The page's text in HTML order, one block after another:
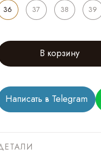
36 37 38 39
В корзину
Написать в Telegram